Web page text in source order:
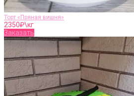
Торт «Пряная вишня»
2350₽\кг
Заказать